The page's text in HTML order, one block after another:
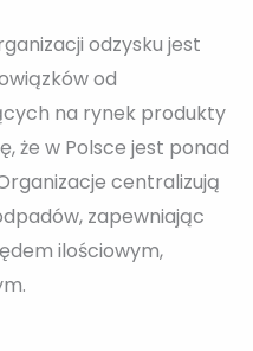
odzysku jest
od
na rynek produkty
że w Polsce jest ponad
centralizują
zapewniając
ilościowym,